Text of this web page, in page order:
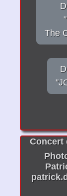
The
Concert